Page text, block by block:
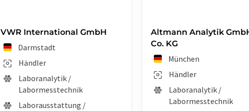
VWR International GmbH
Darmstadt
Händler
Laboranalytik /
Labormesstechnik
Laborausstattung /
Altmann Analytik
Co. KG
München
Händler
Laboranalytik /
Labormesstechnik